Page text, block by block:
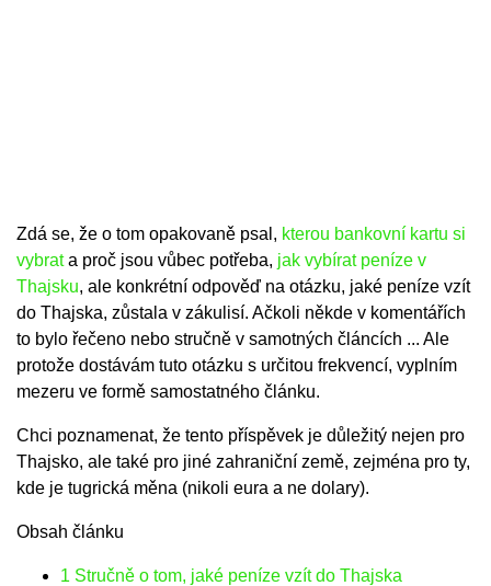
Zdá se, že o tom opakovaně psal, kterou bankovní kartu si
vybrata proč jsou vůbec potřeba, jak vybírat peníze v
Thajsku, ale konkrétní odpověď na otázku, jaké peníze vzít
do Thajska, zůstala v zákulisí. Ačkoli někde v komentářích
to bylo řečeno nebo stručně v samotných článcích ... Ale
protože dostávám tuto otázku s určitou frekvencí, vyplním
mezeru ve formě samostatného článku.
Chci poznamenat, že tento příspěvek je důležitý nejen pro
Thajsko, ale také pro jiné zahraniční země, zejména pro ty,
kde je tugrická měna (nikoli eura a ne dolary).
Obsah článku
1 Stručně o tom, jaké peníze vzít do Thajska